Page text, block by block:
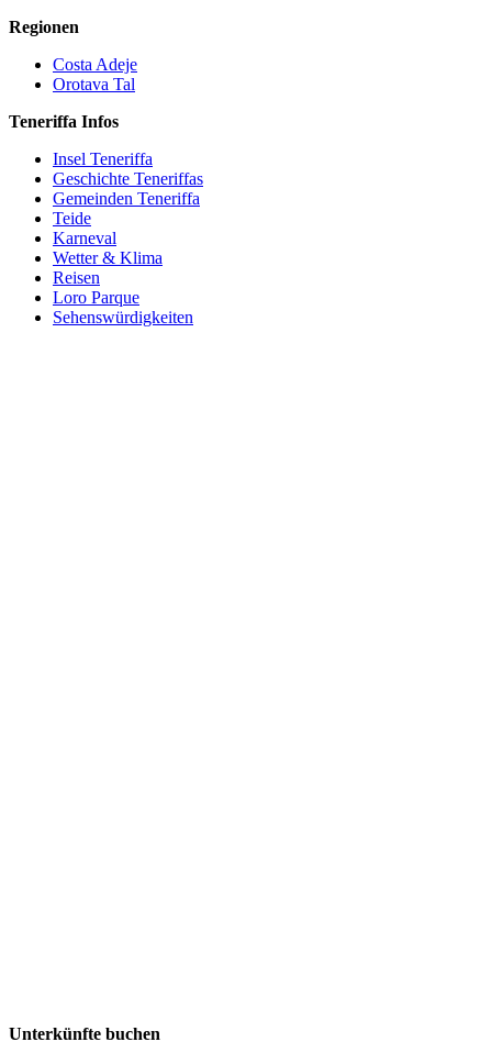
Regionen
Costa Adeje
Orotava Tal
Teneriffa Infos
Insel Teneriffa
Geschichte Teneriffas
Gemeinden Teneriffa
Teide
Karneval
Wetter & Klima
Reisen
Loro Parque
Sehenswürdigkeiten
Unterkünfte buchen